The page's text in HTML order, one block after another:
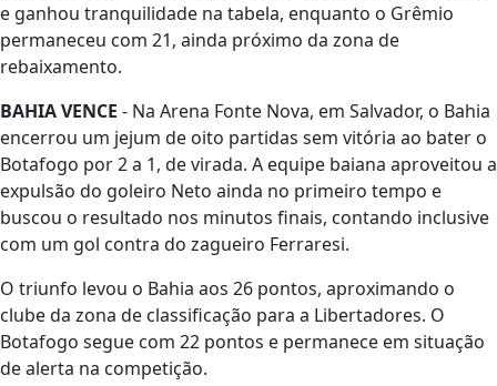
e ganhou tranquilidade na tabela, enquanto o Grêmio
permaneceu com 21, ainda próximo da zona de
rebaixamento.
BAHIA VENCE - Na Arena Fonte Nova, em Salvador, o Bahia
encerrou um jejum de oito partidas sem vitória ao bater o
Botafogo por 2 a 1, de virada. A equipe baiana aproveitou a
expulsão do goleiro Neto ainda no primeiro tempo e
buscou o resultado nos minutos finais, contando inclusive
com um gol contra do zagueiro Ferraresi.
O triunfo levou o Bahia aos 26 pontos, aproximando o
clube da zona de classificação para a Libertadores. O
Botafogo segue com 22 pontos e permanece em situação
de alerta na competição.